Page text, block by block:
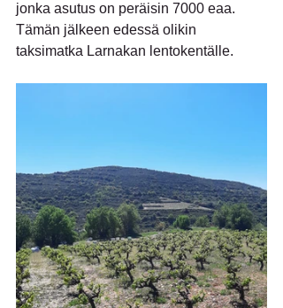
jonka asutus on peräisin 7000 eaa.
Tämän jälkeen edessä olikin
taksimatka Larnakan lentokentälle.